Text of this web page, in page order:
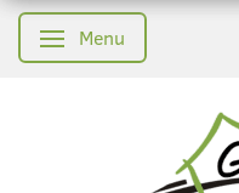
Skifte navigation
Menu